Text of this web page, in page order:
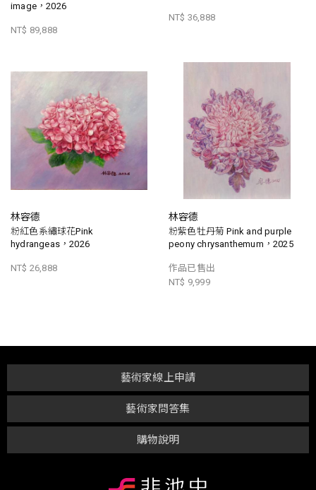
image，2026
NT$ 89,888
NT$ 36,888
林容德
粉紅色系繡球花Pink
hydrangeas，2026
NT$ 26,888
林容德
粉紫色牡丹菊 Pink and purple
peony chrysanthemum，2025
作品已售出
NT$ 9,999
購物說明
藝術家問答集
藝術家線上申請